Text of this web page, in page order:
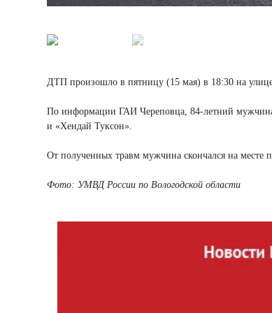
ДТП произошло в пятницу (15 мая) в 18:30 на
По информации ГАИ Череповца, 84-летний
и «Хендай Туксон».
От полученных травм мужчина скончался на месте
Фото: УМВД России по Вологодской области